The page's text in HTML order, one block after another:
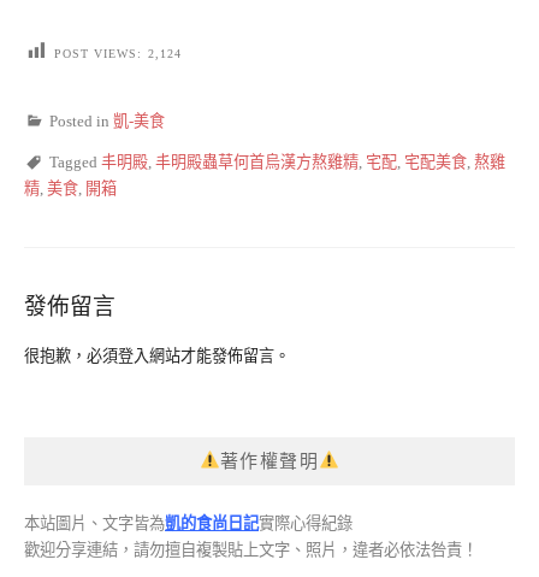
POST VIEWS: 2,124
Posted in 凱-美食
Tagged 丰明殿 丰明殿蟲草何首烏漢方熬雞精 宅配 宅配美食 熬雞
精 美食 開箱
發佈留言
很抱歉，必須登入網站才能發佈留言。
著作權聲明
本站圖片、文字皆為凱的食尚日記實際心得紀錄
歡迎分享連結，請勿擅自複製貼上文字、照片，違者必依法咎責！